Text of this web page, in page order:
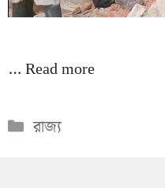
…Read more
Categories
রাজ্য